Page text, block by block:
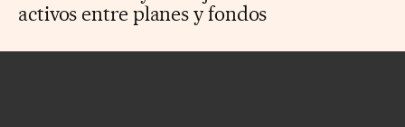
activos entre planes y fondos